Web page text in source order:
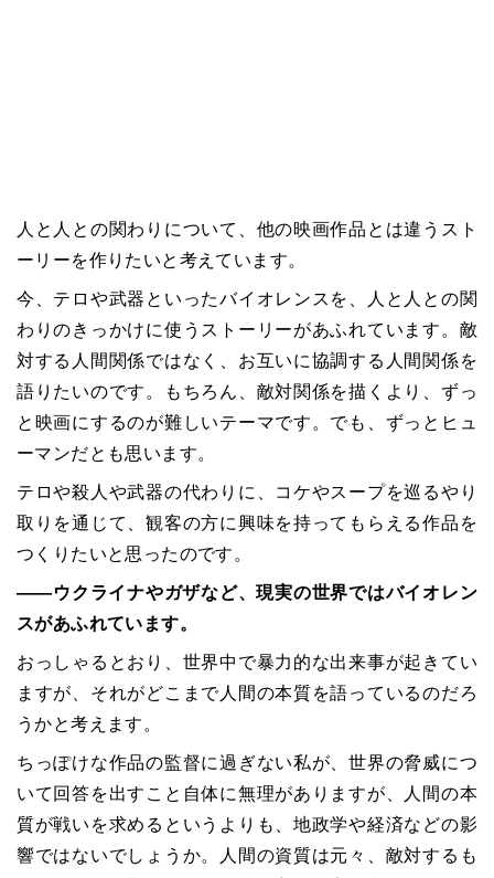
人と人との関わりについて、他の映画作品とは違うスト
ーリーを作りたいと考えています。
今、テロや武器といったバイオレンスを、人と人との関
わりのきっかけに使うストーリーがあふれています。敵
対する人間関係ではなく、お互いに協調する人間関係を
語りたいのです。もちろん、敵対関係を描くより、ずっ
と映画にするのが難しいテーマです。でも、ずっとヒュ
ーマンだとも思います。
テロや殺人や武器の代わりに、コケやスープを巡るやり
取りを通じて、観客の方に興味を持ってもらえる作品を
つくりたいと思ったのです。
――ウクライナやガザなど、現実の世界ではバイオレン
スがあふれています。
おっしゃるとおり、世界中で暴力的な出来事が起きてい
ますが、それがどこまで人間の本質を語っているのだろ
うかと考えます。
ちっぽけな作品の監督に過ぎない私が、世界の脅威につ
いて回答を出すこと自体に無理がありますが、人間の本
質が戦いを求めるというよりも、地政学や経済などの影
響ではないでしょうか。人間の資質は元々、敵対するも